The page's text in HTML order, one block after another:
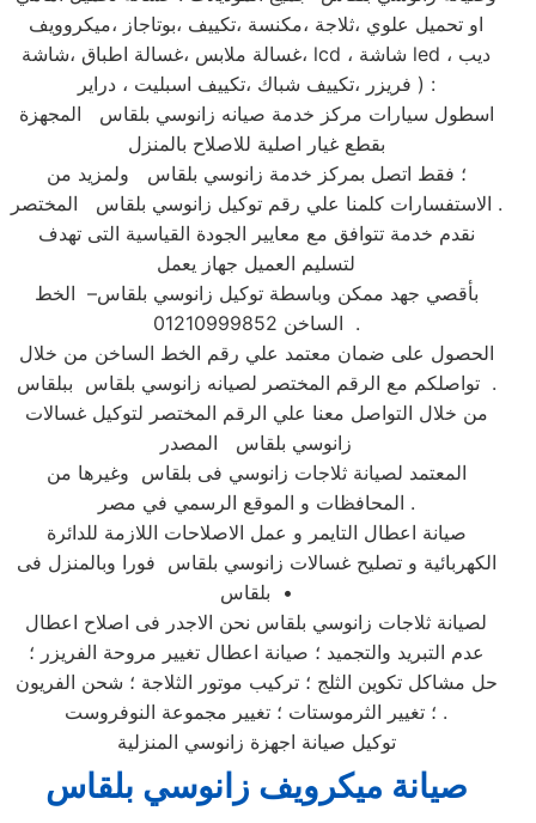
او تحميل علوي ،ثلاجة ،مكنسة ،تكييف ،بوتاجاز ،ميكروويف
،غسالة ملابس ،غسالة اطباق ،شاشة lcd ، شاشة led ، ديب
فريزر ،تكييف شباك ،تكييف اسبليت ، دراير ) :
اسطول سيارات مركز خدمة صيانه زانوسي بلقاس المجهزة
بقطع غيار اصلية للاصلاح بالمنزل
؛ فقط اتصل بمركز خدمة زانوسي بلقاس ولمزيد من
الاستفسارات كلمنا علي رقم توكيل زانوسي بلقاس المختصر .
نقدم خدمة تتوافق مع معايير الجودة القياسية التى تهدف
لتسليم العميل جهاز يعمل
بأقصي جهد ممكن وباسطة توكيل زانوسي بلقاس– الخط
الساخن 01210999852 .
الحصول على ضمان معتمد علي رقم الخط الساخن من خلال
تواصلكم مع الرقم المختصر لصيانه زانوسي بلقاس ببلقاس .
من خلال التواصل معنا علي الرقم المختصر لتوكيل غسالات
زانوسي بلقاس المصدر
المعتمد لصيانة ثلاجات زانوسي فى بلقاس وغيرها من
المحافظات و الموقع الرسمي في مصر .
صيانة اعطال التايمر و عمل الاصلاحات اللازمة للدائرة
الكهربائية و تصليح غسالات زانوسي بلقاس فورا وبالمنزل فى
بلقاس •
لصيانة ثلاجات زانوسي بلقاس نحن الاجدر فى اصلاح اعطال
عدم التبريد والتجميد ؛ صيانة اعطال تغيير مروحة الفريزر ؛
حل مشاكل تكوين الثلج ؛ تركيب موتور الثلاجة ؛ شحن الفريون
؛ تغيير الثرموستات ؛ تغيير مجموعة النوفروست .
توكيل صيانة اجهزة زانوسي المنزلية
صيانة ميكرويف زانوسي بلقاس